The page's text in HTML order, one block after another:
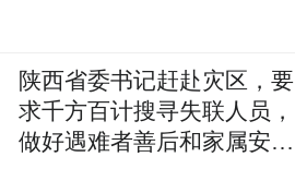
陕西省委书记赶赴灾区，要
求千方百计搜寻失联人员，
做好遇难者善后和家属安抚